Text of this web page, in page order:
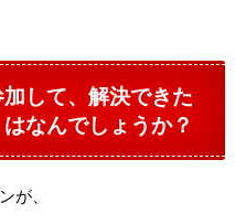
して、解決できた
なんでしょうか？
が、